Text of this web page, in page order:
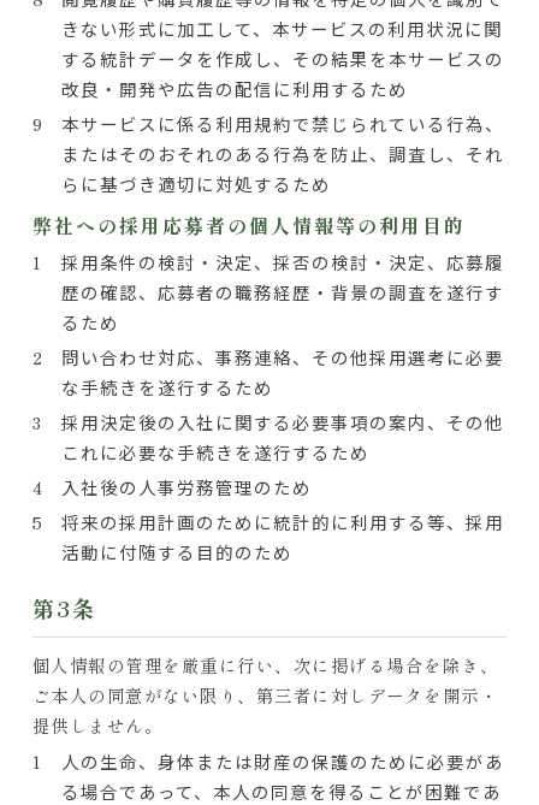
きない形式に加工して、本サービスの利用状況に関
する統計データを作成し、その結果を本サービスの
改良・開発や広告の配信に利用するため
本サービスに係る利用規約で禁じられている行為、
またはそのおそれのある行為を防止、調査し、それ
らに基づき適切に対処するため
弊社への採用応募者の個人情報等の利用目的
採用条件の検討・決定、採否の検討・決定、応募履
歴の確認、応募者の職務経歴・背景の調査を遂行す
るため
問い合わせ対応、事務連絡、その他採用選考に必要
な手続きを遂行するため
採用決定後の入社に関する必要事項の案内、その他
これに必要な手続きを遂行するため
入社後の人事労務管理のため
将来の採用計画のために統計的に利用する等、採用
活動に付随する目的のため
第3条
個人情報の管理を厳重に行い、次に掲げる場合を除き、
ご本人の同意がない限り、第三者に対しデータを開示・
提供しません。
人の生命、身体または財産の保護のために必要があ
る場合であって、本人の同意を得ることが困難であ